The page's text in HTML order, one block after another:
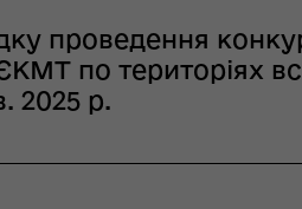
проведення
по територіях
2025 р.